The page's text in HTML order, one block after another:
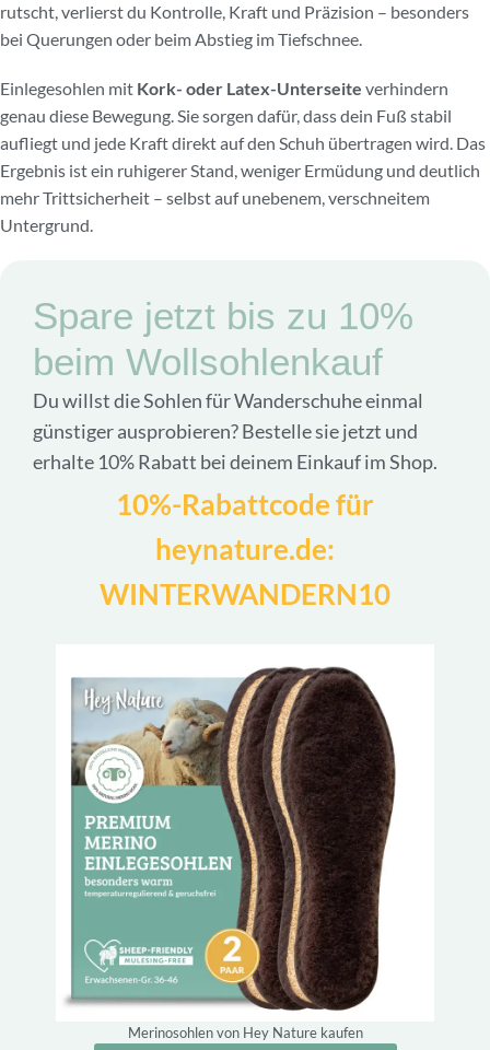
rutscht, verlierst du Kontrolle, Kraft und Präzision – besonders
bei Querungen oder beim Abstieg im Tiefschnee.
Einlegesohlen mit Kork- oder Latex-Unterseite verhindern
genau diese Bewegung. Sie sorgen dafür, dass dein Fuß stabil
aufliegt und jede Kraft direkt auf den Schuh übertragen wird. Das
Ergebnis ist ein ruhigerer Stand, weniger Ermüdung und deutlich
mehr Trittsicherheit – selbst auf unebenem, verschneitem
Untergrund.
Spare jetzt bis zu 10%
beim Wollsohlenkauf
Du willst die Sohlen für Wanderschuhe einmal
günstiger ausprobieren? Bestelle sie jetzt und
erhalte 10% Rabatt bei deinem Einkauf im Shop.
10%-Rabattcode für
heynature.de:
WINTERWANDERN10
Merinosohlen von Hey Nature kaufen